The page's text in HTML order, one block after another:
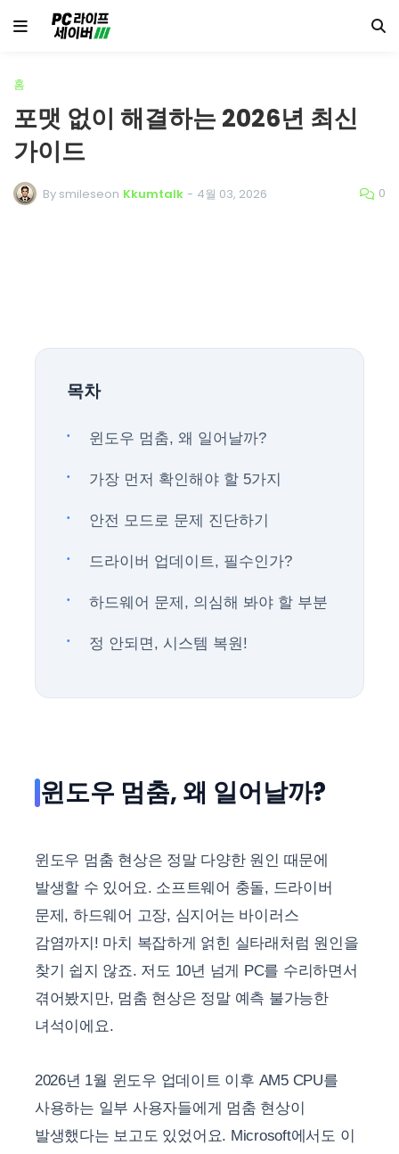
홈
포맷 없이 해결하는 2026년 최신
가이드
By smileseon Kkumtalk - 4월 03, 2026 0
목차
윈도우 멈춤, 왜 일어날까?
가장 먼저 확인해야 할 5가지
안전 모드로 문제 진단하기
드라이버 업데이트, 필수인가?
하드웨어 문제, 의심해 봐야 할 부분
정 안되면, 시스템 복원!
윈도우 멈춤, 왜 일어날까?
윈도우 멈춤 현상은 정말 다양한 원인 때문에
발생할 수 있어요. 소프트웨어 충돌, 드라이버
문제, 하드웨어 고장, 심지어는 바이러스
감염까지! 마치 복잡하게 얽힌 실타래처럼 원인을
찾기 쉽지 않죠. 저도 10년 넘게 PC를 수리하면서
겪어봤지만, 멈춤 현상은 정말 예측 불가능한
녀석이에요.
2026년 1월 윈도우 업데이트 이후 AM5 CPU를
사용하는 일부 사용자들에게 멈춤 현상이
발생했다는 보고도 있었어요. Microsoft에서도 이